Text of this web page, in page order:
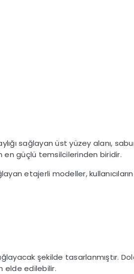
sağlayan üst yüzey alanı,
en güçlü temsilcilerinden biridir.
etajerli modeller,
şekilde tasarlanmıştır.
elde edilebilir.